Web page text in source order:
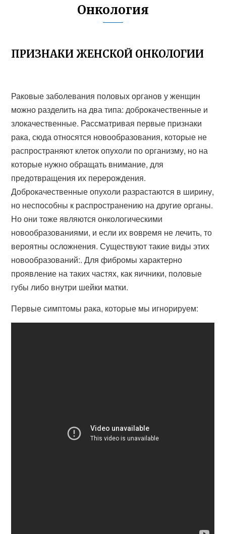
Онкология
ПРИЗНАКИ ЖЕНСКОЙ ОНКОЛОГИИ
Раковые заболевания половых органов у женщин
можно разделить на два типа: доброкачественные и
злокачественные. Рассматривая первые признаки
рака, сюда относятся новообразования, которые не
распространяют клеток опухоли по организму, но на
которые нужно обращать внимание, для
предотвращения их перерождения.
Доброкачественные опухоли разрастаются в ширину,
но неспособны к распространению на другие органы.
Но они тоже являются онкологическими
новообразованиями, и если их вовремя не лечить, то
вероятны осложнения. Существуют такие виды этих
новообразований:. Для фибромы характерно
проявление на таких частях, как яичники, половые
губы либо внутри шейки матки.
Первые симптомы рака, которые мы игнорируем: